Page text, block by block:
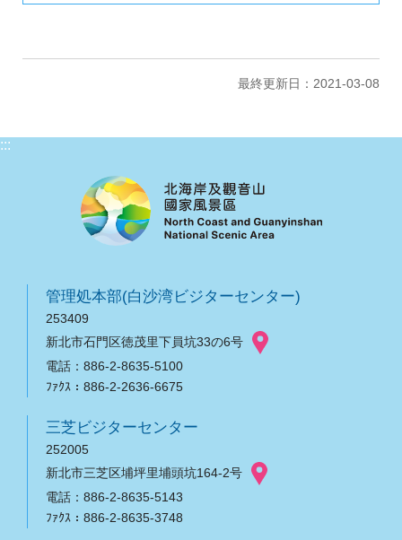
最終更新日：2021-03-08
:::
管理処本部(白沙湾ビジターセンター)
253409
新北市石門区徳茂里下員坑33の6号
電話：886-2-8635-5100
ﾌｧｸｽ：886-2-2636-6675
三芝ビジターセンター
252005
新北市三芝区埔坪里埔頭坑164-2号
電話：886-2-8635-5143
ﾌｧｸｽ：886-2-8635-3748